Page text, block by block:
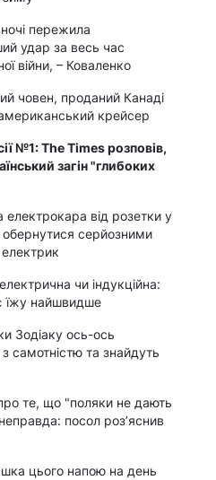
пережила
удар за весь час
війни, – Коваленко
човен, проданий Канаді
крейсер
№1: The Times розповів,
загін "глибоких
електрокара від розетки у
серйозними
чи індукційна:
їжу найшвидше
Зодіаку ось-ось
самотністю та знайдуть
про те, що "поляки не дають
посол роз’яснив
цього напою на день